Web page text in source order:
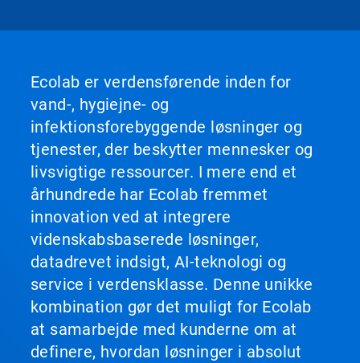
Ecolab er verdensførende inden for
vand-, hygiejne- og
infektionsforebyggende løsninger og
tjenester, der beskytter mennesker og
livsvigtige ressourcer. I mere end et
århundrede har Ecolab fremmet
innovation ved at integrere
videnskabsbaserede løsninger,
datadrevet indsigt, AI-teknologi og
service i verdensklasse. Denne unikke
kombination gør det muligt for Ecolab
at samarbejde med kunderne om at
definere, hvordan løsninger i absolut